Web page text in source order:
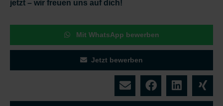
jetzt – wir freuen uns auf dich!
Mit WhatsApp bewerben
Jetzt bewerben